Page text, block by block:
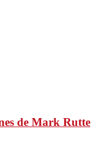
de Mark Rutte